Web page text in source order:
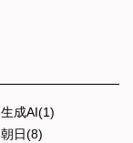
生成AI(1)
朝日(8)